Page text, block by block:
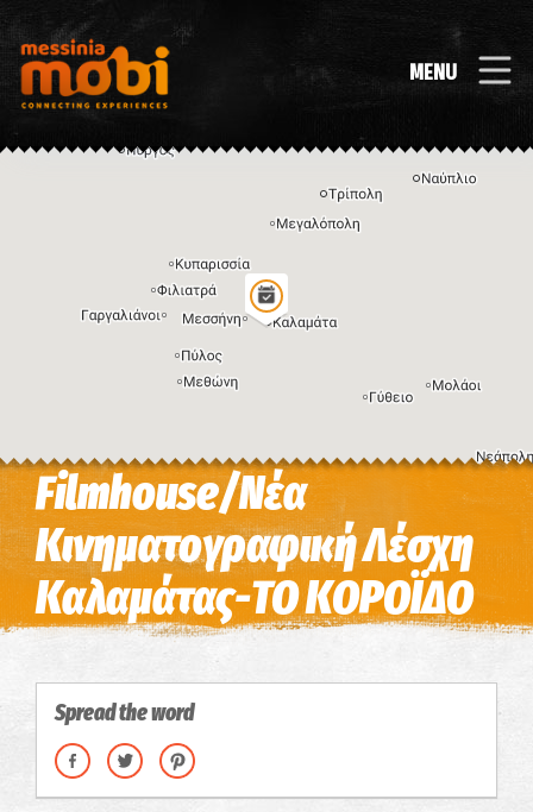
MENU
Η εικόνα ενδέχεται να υπόκειται σε πνευματικά δικαιώματα Όροι
Filmhouse/Νέα
Κινηματογραφική Λέσχη
Καλαμάτας-ΤΟ ΚΟΡΟΪΔΟ
Spread the word